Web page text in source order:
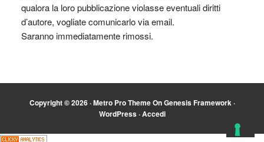
qualora la loro pubblicazione violasse eventuali diritti
d’autore, vogliate comunicarlo via email.
Saranno immediatamente rimossi.
Copyright © 2026 ·Metro Pro ThemeOnGenesis Framework ·
WordPress·Accedi